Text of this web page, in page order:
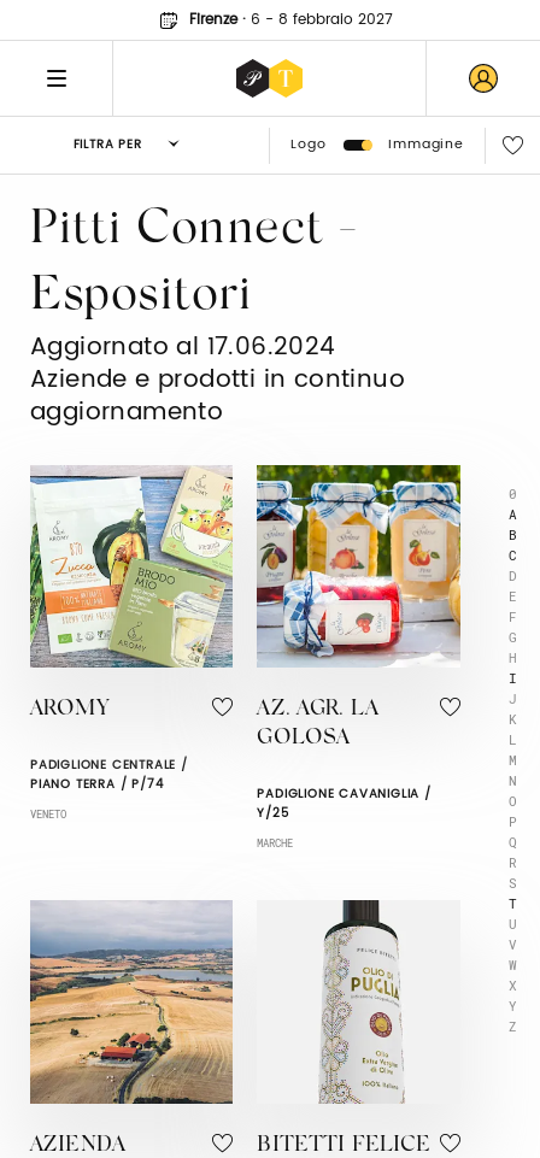
Firenze· 6 - 8 febbraio 2027
FILTRA PER Logo Immagine
0
A
B
C
D
E
F
G
H
I
J
K
L
M
N
O
P
Q
R
S
T
U
V
W
X
Y
Z
Pitti Connect -
Espositori
Aggiornato al 17.06.2024
Aziende e prodotti in continuo
aggiornamento
AROMY
PADIGLIONE CENTRALE /
PIANO TERRA / P/74
VENETO
AZ. AGR. LA
GOLOSA
PADIGLIONE CAVANIGLIA /
Y/25
MARCHE
AZIENDA
BITETTI FELICE